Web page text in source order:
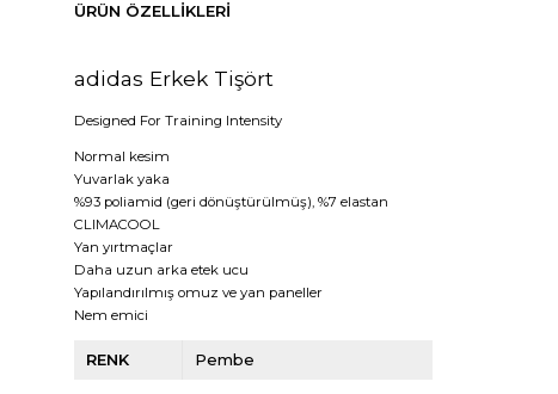
ÜRÜN ÖZELLIKLERI
adidas Erkek Tişört
Designed For Training Intensity
Normal kesim
Yuvarlak yaka
%93 poliamid (geri dönüştürülmüş), %7 elastan
CLIMACOOL
Yan yırtmaçlar
Daha uzun arka etek ucu
Yapılandırılmış omuz ve yan paneller
Nem emici
RENK Pembe